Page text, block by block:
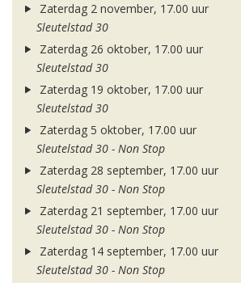
Zaterdag 2 november, 17.00 uur
Sleutelstad 30
Zaterdag 26 oktober, 17.00 uur
Sleutelstad 30
Zaterdag 19 oktober, 17.00 uur
Sleutelstad 30
Zaterdag 5 oktober, 17.00 uur
Sleutelstad 30 - Non Stop
Zaterdag 28 september, 17.00 uur
Sleutelstad 30 - Non Stop
Zaterdag 21 september, 17.00 uur
Sleutelstad 30 - Non Stop
Zaterdag 14 september, 17.00 uur
Sleutelstad 30 - Non Stop